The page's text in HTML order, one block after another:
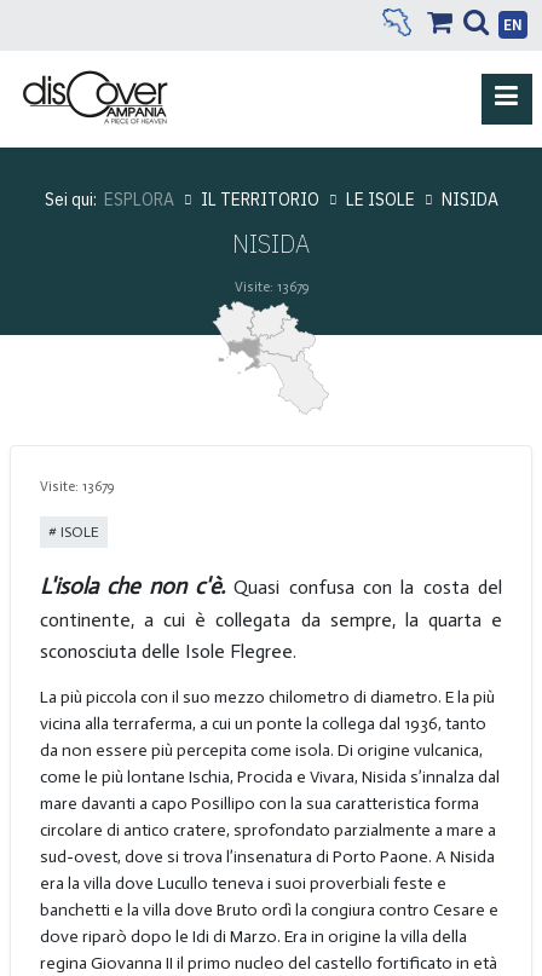
EN
Sei qui: ESPLORA IL TERRITORIO LE ISOLE NISIDA
NISIDA
Visite: 13679
Visite: 13679
ISOLE
L'isola che non c'è. Quasi confusa con la costa del
continente, a cui è collegata da sempre, la quarta e
sconosciuta delle Isole Flegree.
La più piccola con il suo mezzo chilometro di diametro. E la più
vicina alla terraferma, a cui un ponte la collega dal 1936, tanto
da non essere più percepita come isola. Di origine vulcanica,
come le più lontane Ischia, Procida e Vivara, Nisida s’innalza dal
mare davanti a capo Posillipo con la sua caratteristica forma
circolare di antico cratere, sprofondato parzialmente a mare a
sud-ovest, dove si trova l’insenatura di Porto Paone. A Nisida
era la villa dove Lucullo teneva i suoi proverbiali feste e
banchetti e la villa dove Bruto ordì la congiura contro Cesare e
dove riparò dopo le Idi di Marzo. Era in origine la villa della
regina Giovanna II il primo nucleo del castello fortificato in età